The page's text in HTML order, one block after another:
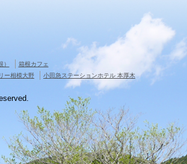
箱根カフェ
ー相模大野 小田急ステーションホテル 本厚木